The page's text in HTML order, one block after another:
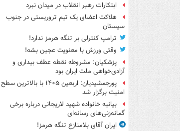
ابتکارات رهبر انقلاب در میدان نبرد
هلاکت اعضای یک تیم تروریستی در جنوب
سیستان
ترامپ کنترلی بر تنگه هرمز ندارد!
وقتی ورزش با معنویت عجین بشه!
پزشکیان: مشروطه نقطه عطف بیداری و
آزادی‌خواهی ملت ایران بود
پورجمشیدیان: اربعین ۱۴۰۵ با بالاترین سطح
امنیت برگزار شد
بیانیه خانواده شهید لاریجانی درباره برخی
گمانه‌زنی‌های رسانه‌ای
ایران آقای بلامنازع تنگه هرمز!